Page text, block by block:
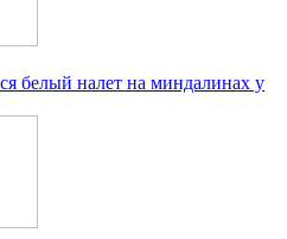
белый налет на миндалинах у